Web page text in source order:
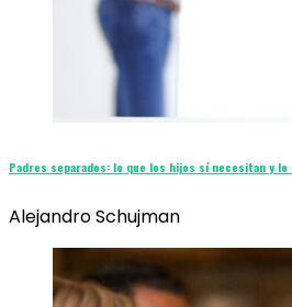
Padres separados: lo que los hijos sí necesitan y lo
Alejandro Schujman